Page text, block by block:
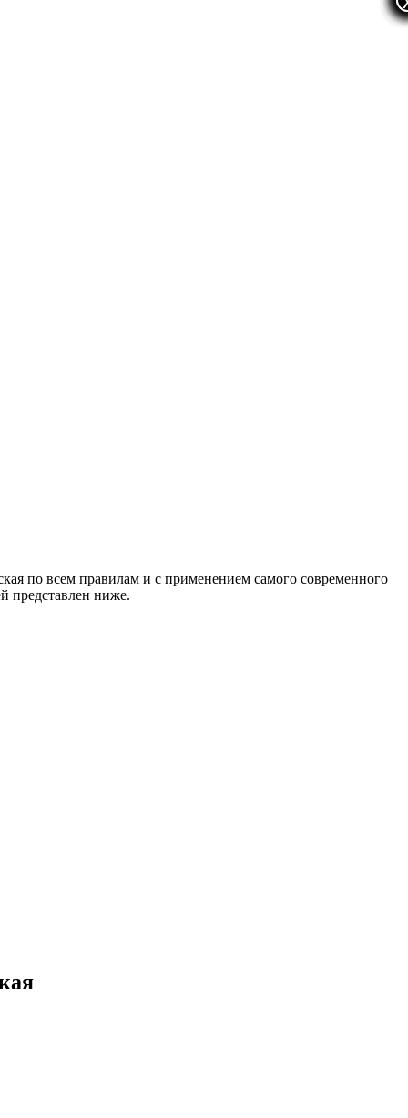
по всем правилам и с применением самого современного
представлен ниже.